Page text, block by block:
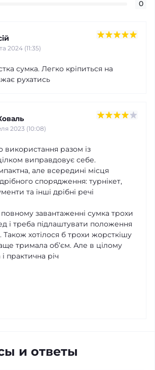
0
2024 (11:35)
сумка. Легко кріпиться на
рухатись
2023 (10:08)
разом із
виправдовує себе.
але всередині місця
спорядження: турнікет,
та інші дрібні речі
повному завантаженні сумка трохи
і треба підлаштувати положення
Також хотілося б трохи жорсткішу
тримала об’єм. Але в цілому
практична річ
и ответы